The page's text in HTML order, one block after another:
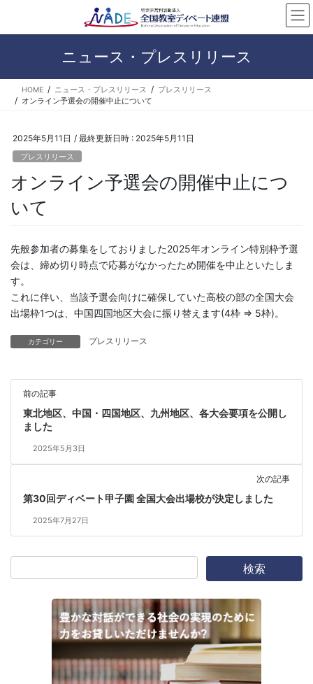
テ
へ
ゲ
ョ
ニュース・プレスリリース
HOME ニュース・プレスリリース
プレスリリース
オンライン予選会の開催中止について
2025年5月11日 / 最終更新日時 : 2025年5月11日
プレスリリース
オンライン予選会の開催中止につ
いて
先般参加者の募集をしておりました2025年オンライン特別枠予選
会は、締め切り時点で応募がなかったため開催を中止といたしま
す。
これに伴い、当該予選会向けに確保していた高校の部の全国大会
出場枠1つは、中国四国地区大会に振り替えます(4枠 ⇒ 5枠)。
カテゴリー プレスリリース
前の記事
東北地区、中国・四国地区、九州地区、各大会要項を公開し
ました
2025年5月3日
次の記事
第30回ディベート甲子園 全国大会出場校が決定しました
2025年7月27日